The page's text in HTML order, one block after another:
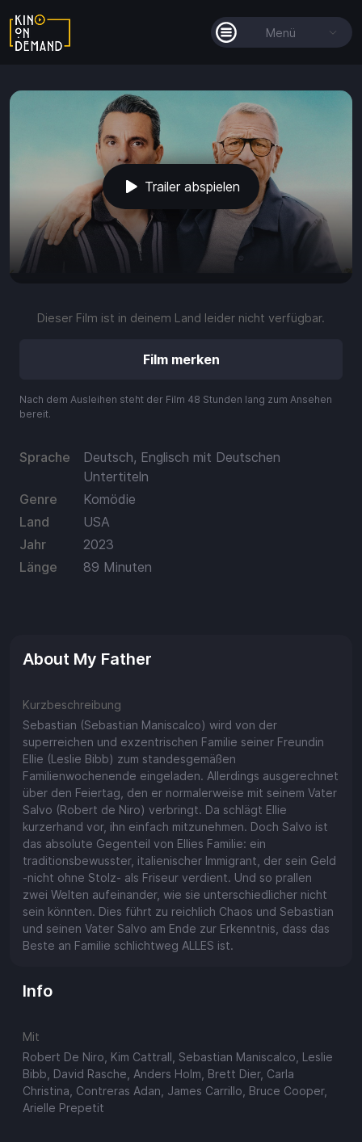
Menü
Alle Filme
Filmkollektionen
So funktioniert's
Guthaben
Einlösen
play_arrow 0:00 / 1:43 more_vert
Trailer abspielen
Dieser Film ist in deinem Land leider nicht verfügbar.
Nach dem Ausleihen steht der Film 48 Stunden lang zum Ansehen
bereit.
Sprache
Deutsch, Englisch mit Deutschen
Untertiteln
Genre
Komödie
Land
USA
Jahr
2023
Länge
89 Minuten
About My Father
Kurzbeschreibung
Sebastian (Sebastian Maniscalco) wird von der
superreichen und exzentrischen Familie seiner Freundin
Ellie (Leslie Bibb) zum standesgemäßen
Familienwochenende eingeladen. Allerdings ausgerechnet
über den Feiertag, den er normalerweise mit seinem Vater
Salvo (Robert de Niro) verbringt. Da schlägt Ellie
kurzerhand vor, ihn einfach mitzunehmen. Doch Salvo ist
das absolute Gegenteil von Ellies Familie: ein
traditionsbewusster, italienischer Immigrant, der sein Geld
-nicht ohne Stolz- als Friseur verdient. Und so prallen
zwei Welten aufeinander, wie sie unterschiedlicher nicht
sein könnten. Dies führt zu reichlich Chaos und Sebastian
und seinen Vater Salvo am Ende zur Erkenntnis, dass das
Beste an Familie schlichtweg ALLES ist.
Info
Mit
Robert De Niro, Kim Cattrall, Sebastian Maniscalco, Leslie
Bibb, David Rasche, Anders Holm, Brett Dier, Carla
Christina, Contreras Adan, James Carrillo, Bruce Cooper,
Arielle Prepetit